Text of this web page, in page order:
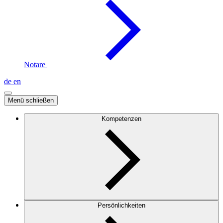
Notare
de en
Menü schließen
Kompetenzen
Persönlichkeiten